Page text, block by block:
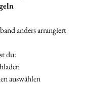
anders arrangiert
du:
auswählen